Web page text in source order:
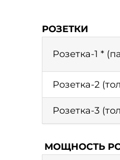
РОЗЕТКИ
Розетка-1 *
Розетка-2
Розетка-3
МОЩНОСТЬ